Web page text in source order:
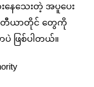
နေသေးတဲ့ အပူပေး
စတီယာတိုင် တွေကို
ဖြစ်ပါတယ်။